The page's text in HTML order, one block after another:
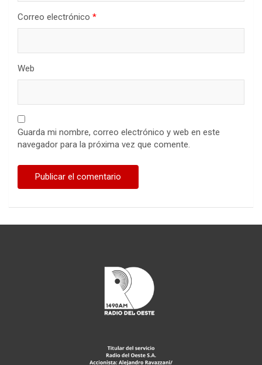
Correo electrónico *
Web
Guarda mi nombre, correo electrónico y web en este
navegador para la próxima vez que comente.